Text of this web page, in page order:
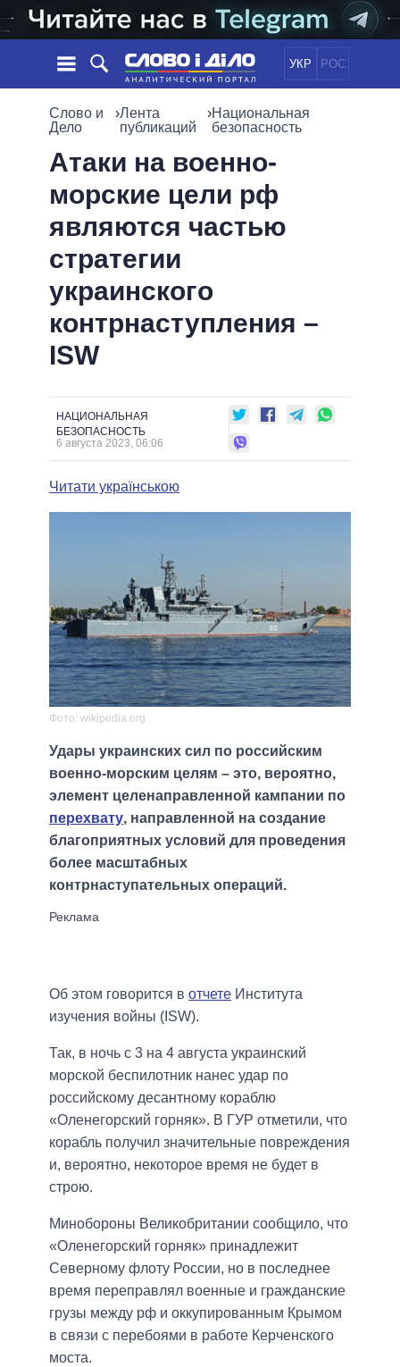
УКР РОС
НОВОСТИ
СТАТЬИ
МНЕНИЯ
ОБЗОРЫ
ДАЙДЖЕСТЫ
ОБЩЕСТВО
МИР
ПОЛИТИКИ
ВСЕ ПОЛИТИКИ
ПРЕЗИДЕНТ И ОФИС
ВЕРХОВНАЯ РАДА
КАБИНЕТ МИНИСТРОВ
ГЛАВЫ ОБЛАДМИНИСТРАЦИЙ
МЭРЫ
ИНФОГРАФИКА
ВИДЕО
Слово и
Дело
›Лента
публикаций
›Национальная
безопасность
Атаки на военно-
морские цели рф
являются частью
стратегии
украинского
контрнаступления –
ISW
НАЦИОНАЛЬНАЯ
БЕЗОПАСНОСТЬ
6 августа 2023, 06:06
Читати українською
Фото: wikipedia.org
Удары украинских сил по российским
военно-морским целям – это, вероятно,
элемент целенаправленной кампании по
перехвату, направленной на создание
благоприятных условий для проведения
более масштабных
контрнаступательных операций.
Об этом говорится в отчете Института
изучения войны (ISW).
Так, в ночь с 3 на 4 августа украинский
морской беспилотник нанес удар по
российскому десантному кораблю
«Оленегорский горняк». В ГУР отметили, что
корабль получил значительные повреждения
и, вероятно, некоторое время не будет в
строю.
Минобороны Великобритании сообщило, что
«Оленегорский горняк» принадлежит
Северному флоту России, но в последнее
время переправлял военные и гражданские
грузы между рф и оккупированным Крымом
в связи с перебоями в работе Керченского
моста.